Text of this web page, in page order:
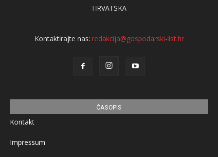
HRVATSKA
Kontaktirajte nas: redakcija@gospodarski-list.hr
ČASOPIS
Kontakt
Impressum